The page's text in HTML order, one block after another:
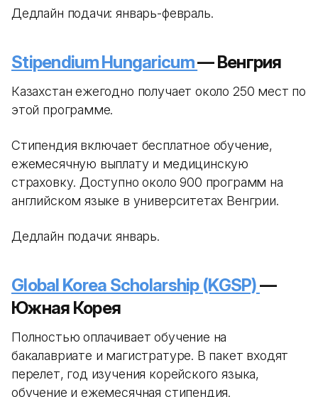
Дедлайн подачи: январь-февраль.
Stipendium Hungaricum— Венгрия
Казахстан ежегодно получает около 250 мест по
этой программе.
Стипендия включает бесплатное обучение,
ежемесячную выплату и медицинскую
страховку. Доступно около 900 программ на
английском языке в университетах Венгрии.
Дедлайн подачи: январь.
Global Korea Scholarship (KGSP)—
Южная Корея
Полностью оплачивает обучение на
бакалавриате и магистратуре. В пакет входят
перелет, год изучения корейского языка,
обучение и ежемесячная стипендия.